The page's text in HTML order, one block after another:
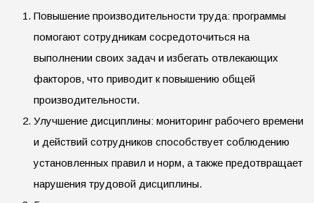
Повышение производительности труда: программы
помогают сотрудникам сосредоточиться на
выполнении своих задач и избегать отвлекающих
факторов, что приводит к повышению общей
производительности.
Улучшение дисциплины: мониторинг рабочего времени
и действий сотрудников способствует соблюдению
установленных правил и норм, а также предотвращает
нарушения трудовой дисциплины.